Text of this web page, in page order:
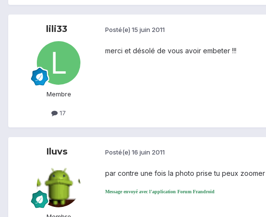
lili33
Membre
17
Posté(e) 15 juin 2011
merci et désolé de vous avoir embeter !!!
Iluvs Posté(e) 16 juin 2011
par contre une fois la photo prise tu peux
Message envoyé avec l'application Forum Frandroid